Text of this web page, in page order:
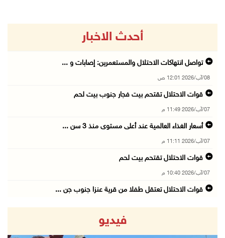
أحدث الاخبار
تواصل انتهاكات الاحتلال والمستعمرين: إصابات و ...
08/آب/2026 12:01 ص
قوات الاحتلال تقتحم بيت فجار جنوب بيت لحم
07/آب/2026 11:49 م
أسعار الغذاء العالمية عند أعلى مستوى منذ 3 سن ...
07/آب/2026 11:11 م
قوات الاحتلال تقتحم بيت لحم
07/آب/2026 10:40 م
قوات الاحتلال تعتقل طفلا من قرية عنزا جنوب جن ...
قوات الاحتلال تغلق مداخل يعبد جنوب غرب جنين
فيديو